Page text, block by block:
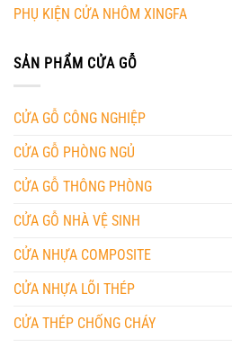
PHỤ KIỆN CỬA NHÔM XINGFA
SẢN PHẨM CỬA GỖ
CỬA GỖ CÔNG NGHIỆP
CỬA GỖ PHÒNG NGỦ
CỬA GỖ THÔNG PHÒNG
CỬA GỖ NHÀ VỆ SINH
CỬA NHỰA COMPOSITE
CỬA NHỰA LÕI THÉP
CỬA THÉP CHỐNG CHÁY